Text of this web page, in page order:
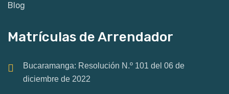
Blog
Matrículas de Arrendador
Bucaramanga: Resolución N.º 101 del 06 de
diciembre de 2022